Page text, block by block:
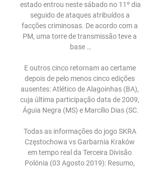
estado entrou neste sábado no 11º dia
seguido de ataques atribuídos a
facções criminosas. De acordo com a
PM, uma torre de transmissão teve a
base …
E outros cinco retornam ao certame
depois de pelo menos cinco edições
ausentes: Atlético de Alagoinhas (BA),
cuja última participação data de 2009,
Águia Negra (MS) e Marcílio Dias (SC.
Todas as informações do jogo SKRA
Częstochowa vs Garbarnia Kraków
em tempo real da Terceira Divisão
Polónia (03 Agosto 2019): Resumo,